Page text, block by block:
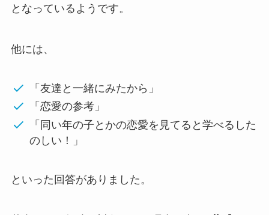
となっているようです。
他には、
「友達と一緒にみたから」
「恋愛の参考」
「同い年の子とかの恋愛を見てると学べるした
のしい！」
といった回答がありました。